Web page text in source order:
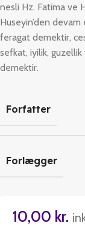
nesli Hz. Fatima ve
Huseyin’den
feragat demektir,
sefkat, iyilik,
demektir.
Forfatter
Forlægger
10,00 kr.